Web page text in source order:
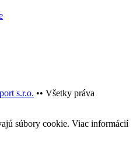
s.r.o. •• Všetky práva
súbory cookie. Viac informácií